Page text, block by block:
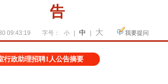
告
09:43:19 字号： 小 中 大 我要提问
行政助理招聘1人公告摘要